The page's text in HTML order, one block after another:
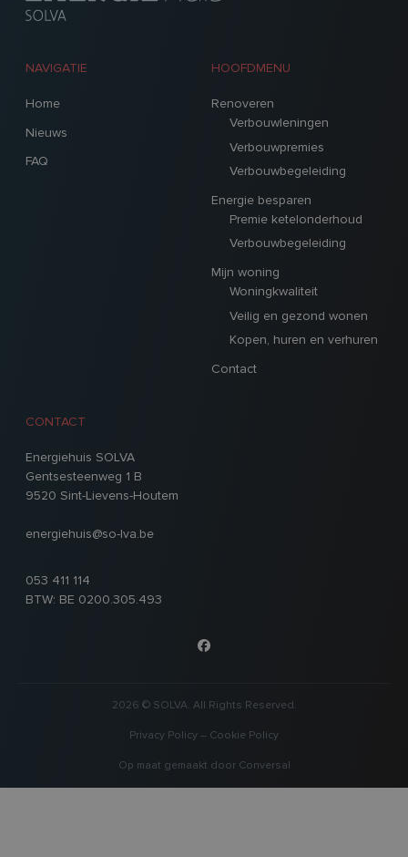
NAVIGATIE
Home
Nieuws
FAQ
HOOFDMENU
Renoveren
Verbouwleningen
Verbouwpremies
Verbouwbegeleiding
Energie besparen
Premie ketelonderhoud
Verbouwbegeleiding
Mijn woning
Woningkwaliteit
Veilig en gezond wonen
Kopen, huren en verhuren
Contact
CONTACT
Energiehuis SOLVA
Gentsesteenweg 1 B
9520 Sint-Lievens-Houtem
energiehuis@so-lva.be
053 411 114
BTW: BE 0200.305.493
2026 © SOLVA. All Rights Reserved.
Privacy Policy – Cookie Policy
Op maat gemaakt doorConversal